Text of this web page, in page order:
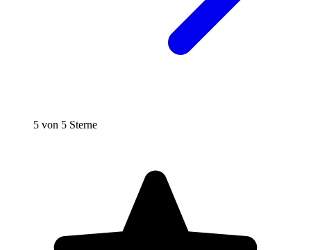
5 von 5 Sterne